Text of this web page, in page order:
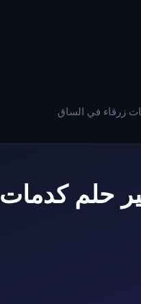
زرقاء في الساق
حلم كدمات